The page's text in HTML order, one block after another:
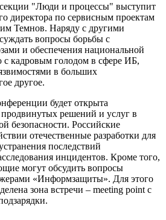
"Люди и процессы" выступит
директора по сервисным проектам
Темнов. Наряду с другими
вопросы борьбы с
и обеспечения национальной
с кадровым голодом в сфере ИБ,
в больших
другое.
будет открыта
решений и услуг в
безопасности. Российские
отечественные разработки для
последствий
инцидентов. Кроме того,
могут обсудить вопросы
«Информзащиты». Для этого
зона встречи – meeting point с